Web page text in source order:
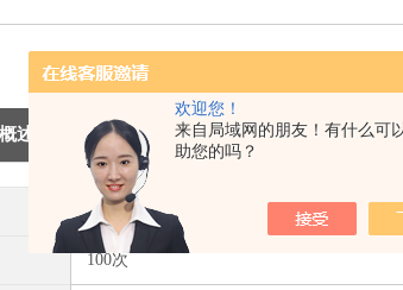
欢迎您！
来自局域网的朋友！有什么可
助您的吗？
述
Lovibond/罗威邦
100次